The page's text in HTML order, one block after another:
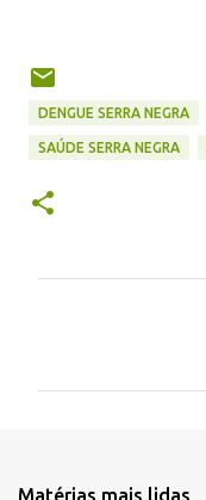
DENGUE SERRA NEGRA
SAÚDE SERRA NEGRA
t
Matérias mais lidas